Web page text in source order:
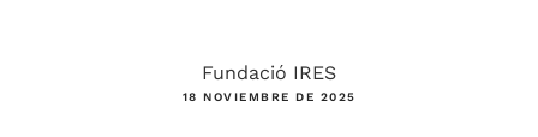
Fundació IRES
18 NOVIEMBRE DE 2025